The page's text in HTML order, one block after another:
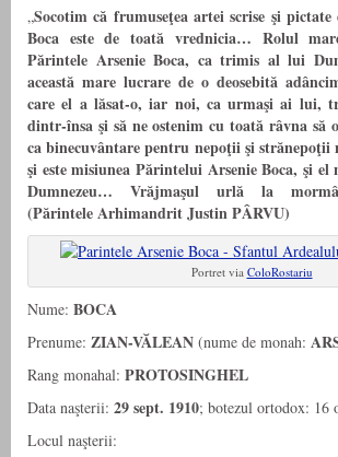
„Socotim că frumuseţea artei scrise şi
Boca este de toată vrednicia… Rolul
Părintele Arsenie Boca, ca trimis al lui
această mare lucrare de o deosebită
care el a lăsat-o, iar noi, ca urmaşi ai lui,
dintr-însa şi să ne ostenim cu toată râvna să
ca binecuvântare pentru nepoţii şi strănepoţii
şi este misiunea Părintelui Arsenie Boca, şi
Dumnezeu… Vrăjmaşul urlă la
(Părintele Arhimandrit Justin PÂRVU)
Portret via ColoRostariu
Nume: BOCA
Prenume: ZIAN-VĂLEAN (nume de monah:
Rang monahal: PROTOSINGHEL
Data naşterii: 29 sept. 1910; botezul ortodox: 16
Locul naşterii: